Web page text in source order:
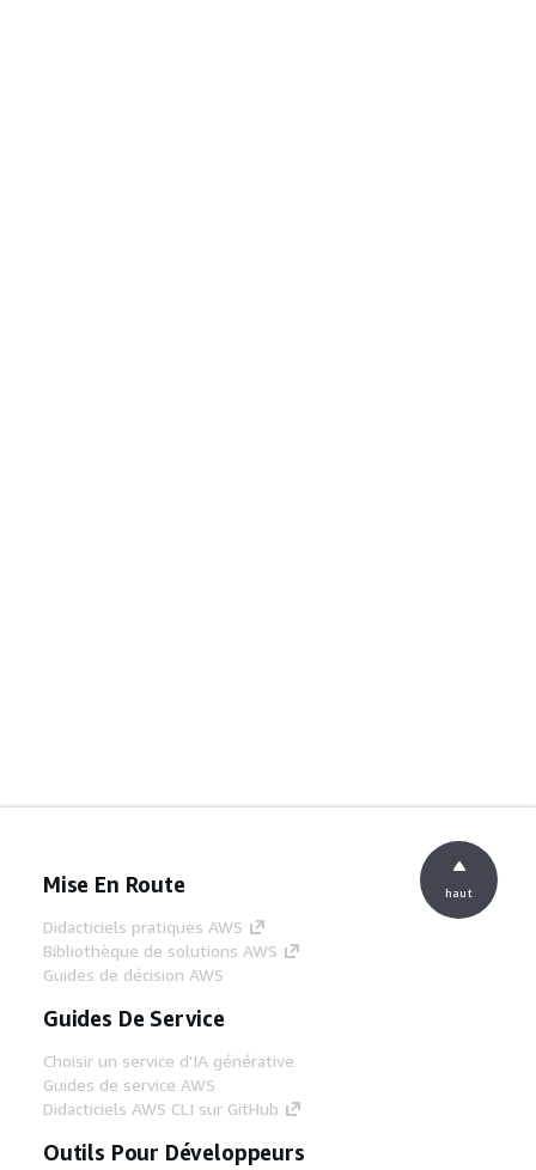
Mise En Route
Didacticiels pratiques AWS
Bibliothèque de solutions AWS
Guides de décision AWS
Guides De Service
Choisir un service d'IA générative
Guides de service AWS
Didacticiels AWS CLI sur GitHub
Outils Pour Développeurs
haut